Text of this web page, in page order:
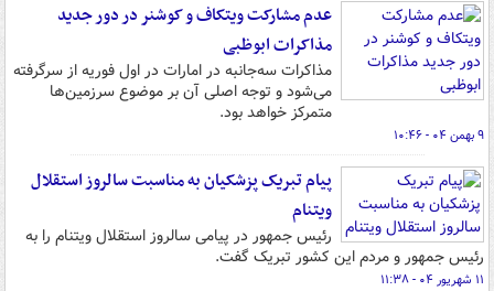
عدم مشارکت ویتکاف و کوشنر در دور جدید
مذاکرات ابوظبی
مذاکرات سه‌جانبه در امارات در اول فوریه از سرگرفته
می‌شود و توجه اصلی آن بر موضوع سرزمین‌ها
متمرکز خواهد بود.
۹ بهمن ۰۴ - ۱۰:۴۶
پیام تبریک پزشکیان به مناسبت سالروز استقلال
ویتنام
رئیس جمهور در پیامی سالروز استقلال ویتنام را به
رئیس جمهور و مردم این کشور تبریک گفت.
۱۱ شهریور ۰۴ - ۱۱:۳۸